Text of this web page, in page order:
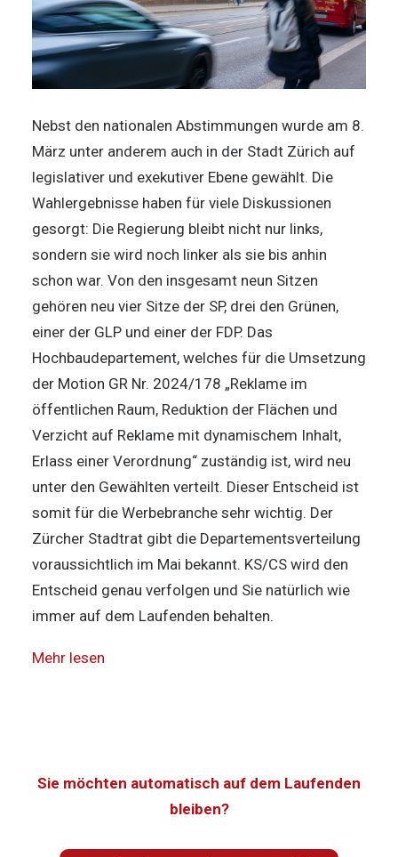
Nebst den nationalen Abstimmungen wurde am 8.
März unter anderem auch in der Stadt Zürich auf
legislativer und exekutiver Ebene gewählt. Die
Wahlergebnisse haben für viele Diskussionen
gesorgt: Die Regierung bleibt nicht nur links,
sondern sie wird noch linker als sie bis anhin
schon war. Von den insgesamt neun Sitzen
gehören neu vier Sitze der SP, drei den Grünen,
einer der GLP und einer der FDP. Das
Hochbaudepartement, welches für die Umsetzung
der Motion GR Nr. 2024/178 „Reklame im
öffentlichen Raum, Reduktion der Flächen und
Verzicht auf Reklame mit dynamischem Inhalt,
Erlass einer Verordnung“ zuständig ist, wird neu
unter den Gewählten verteilt. Dieser Entscheid ist
somit für die Werbebranche sehr wichtig. Der
Zürcher Stadtrat gibt die Departementsverteilung
voraussichtlich im Mai bekannt. KS/CS wird den
Entscheid genau verfolgen und Sie natürlich wie
immer auf dem Laufenden behalten.
Mehr lesen
Sie möchten automatisch auf dem Laufenden
bleiben?